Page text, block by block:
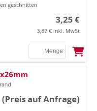
geschnitten
3,25 €
3,87 € inkl. MwSt
(Preis auf Anfrage)